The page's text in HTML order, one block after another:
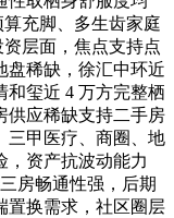
充脚、多生齿家庭
层面，焦点支持点
盘稀缺，徐汇中环近
和玺近 4 万方完整栖
供应稀缺支持二手房
三甲医疗、商圈、地
，资产抗波动能力
房畅通性强，后期
置换需求，社区圈层